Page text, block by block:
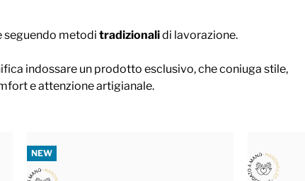
seguendo metodi tradizionalidi lavorazione.
indossare un prodotto esclusivo, che coniuga stile,
e attenzione artigianale.
NEW